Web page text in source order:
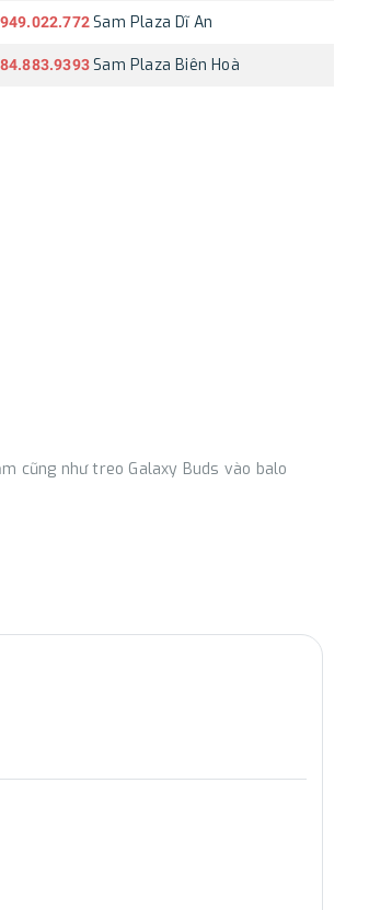
Sam Plaza Dĩ An
Sam Plaza Biên Hoà
cũng như treo Galaxy Buds vào balo